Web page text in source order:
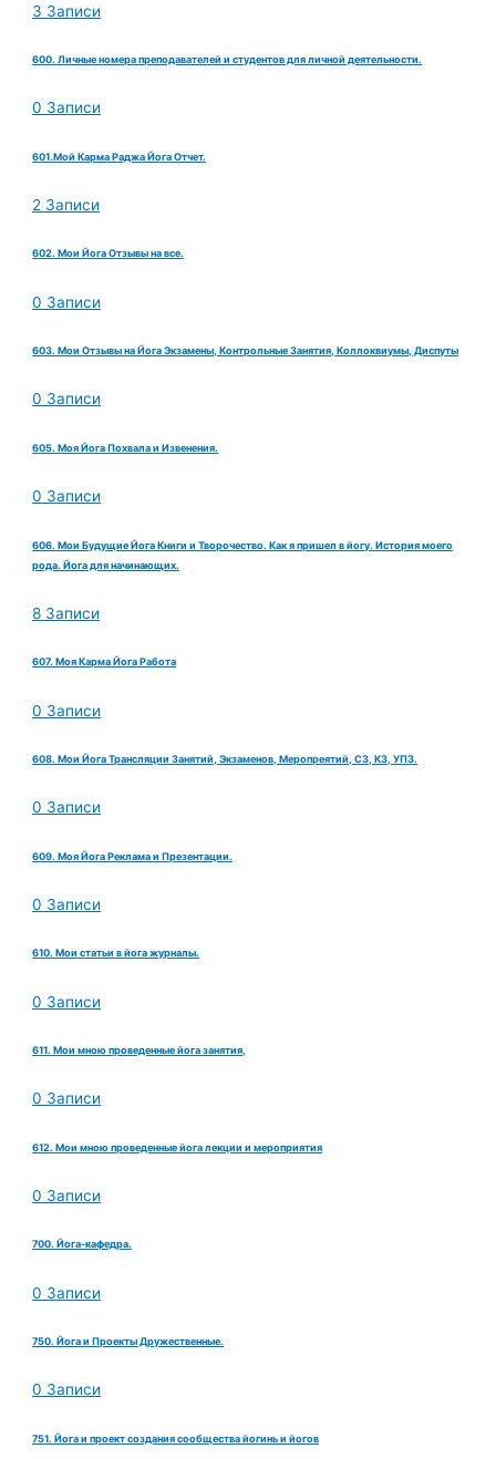
3 Записи
600. Личные номера преподавателей и студентов для личной деятельности.
0 Записи
601.Мой Карма Раджа Йога Отчет.
2 Записи
602. Мои Йога Отзывы на все.
0 Записи
603. Мои Отзывы на Йога Экзамены, Контрольные Занятия, Коллоквиумы, Диспуты
0 Записи
605. Моя Йога Похвала и Извенения.
0 Записи
606. Мои Будущие Йога Книги и Творочество. Как я пришел в йогу. История моего
рода. Йога для начинающих.
8 Записи
607. Моя Карма Йога Работа
0 Записи
608. Мои Йога Трансляции Занятий, Экзаменов, Меропреятий, СЗ, КЗ, УПЗ.
0 Записи
609. Моя Йога Реклама и Презентации.
0 Записи
610. Мои статьи в йога журналы.
0 Записи
611. Мои мною проведенные йога занятия,
0 Записи
612. Мои мною проведенные йога лекции и мероприятия
0 Записи
700. Йога-кафедра.
0 Записи
750. Йога и Проекты Дружественные.
0 Записи
751. Йога и проект создания сообщества йогинь и йогов